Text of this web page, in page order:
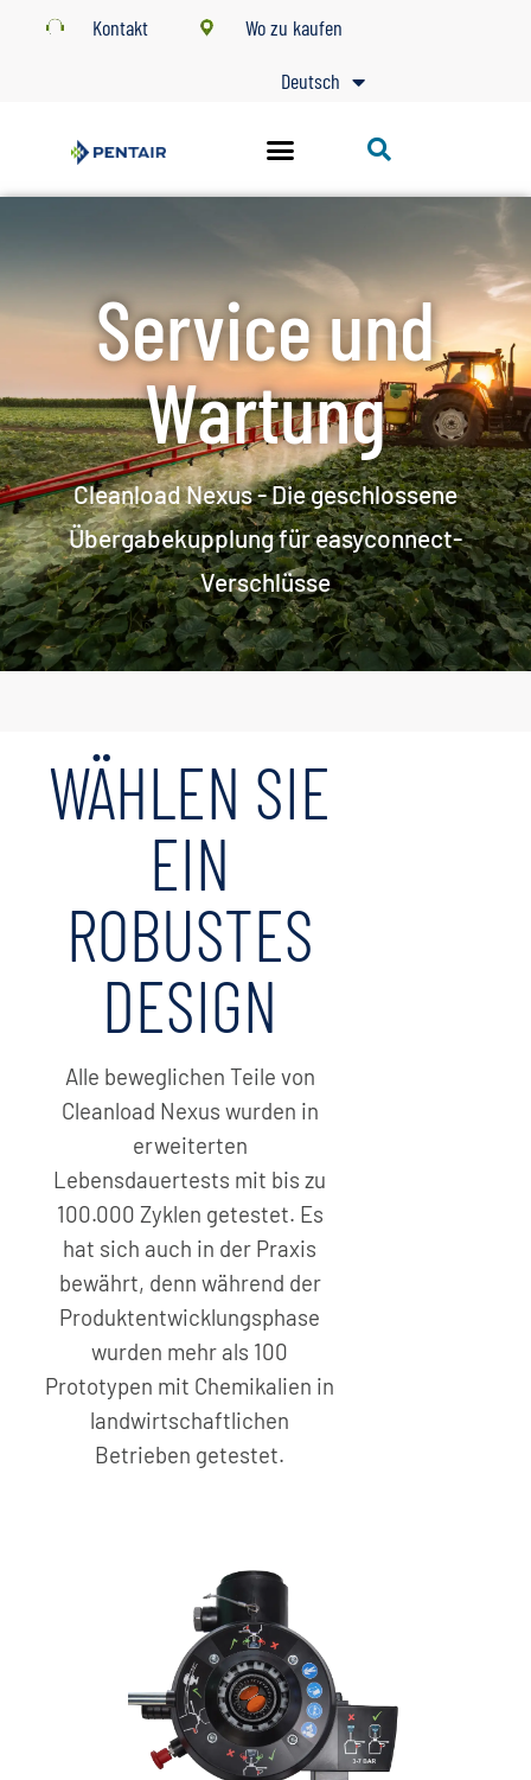
Kontakt Wo zu kaufen
Deutsch
Service und
Wartung
Cleanload Nexus - Die geschlossene
Übergabekupplung für easyconnect-
Verschlüsse
WÄHLEN SIE
EIN
ROBUSTES
DESIGN
Alle beweglichen Teile von
Cleanload Nexus wurden in
erweiterten
Lebensdauertests mit bis zu
100.000 Zyklen getestet. Es
hat sich auch in der Praxis
bewährt, denn während der
Produktentwicklungsphase
wurden mehr als 100
Prototypen mit Chemikalien in
landwirtschaftlichen
Betrieben getestet.